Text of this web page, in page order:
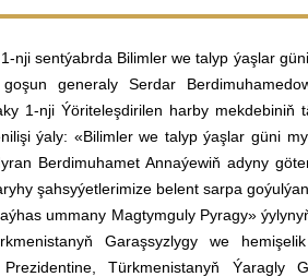
nji sentýabrda Bilimler we talyp ýaşlar
goşun generaly Serdar
1-nji Ýöriteleşdirilen harby
ýaly: «Bilimler we talyp ýaşlar güni
Berdimuhamet Annaýewiň adyny
şahsyýetlerimize belent sarpa
ummany Magtymguly Pyragy»
Garaşsyzlygy we
Prezidentine, Türkmenistanyň Ýaragly